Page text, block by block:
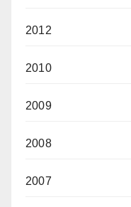
2012
2010
2009
2008
2007